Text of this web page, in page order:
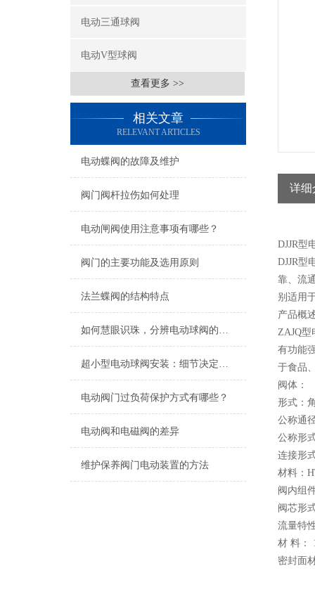
电动三通球阀
电动V型球阀
查看更多 >>
相关文章
RELEVANT ARTICLES
电动蝶阀的故障及维护
阀门阀杆拉伤如何处理
电动闸阀使用注意事项有哪些？
阀门的主要功能及选用原则
法兰蝶阀的结构特点
如何慧眼识珠，分辨电动球阀的优劣？
超小型电动球阀安装：细节决定成败
电动阀门过负荷保护方式有哪些？
电动阀和电磁阀的差异
维护保养阀门电动装置的方法
详细
DJJR型
DJJR型
靠、流
别适用
产品概
ZAJQ型
有功能
于食品
阀体：
形式：
公称通
公称形
连接形
材料：
阀内组
阀芯形
流量特
材 料：
密封面